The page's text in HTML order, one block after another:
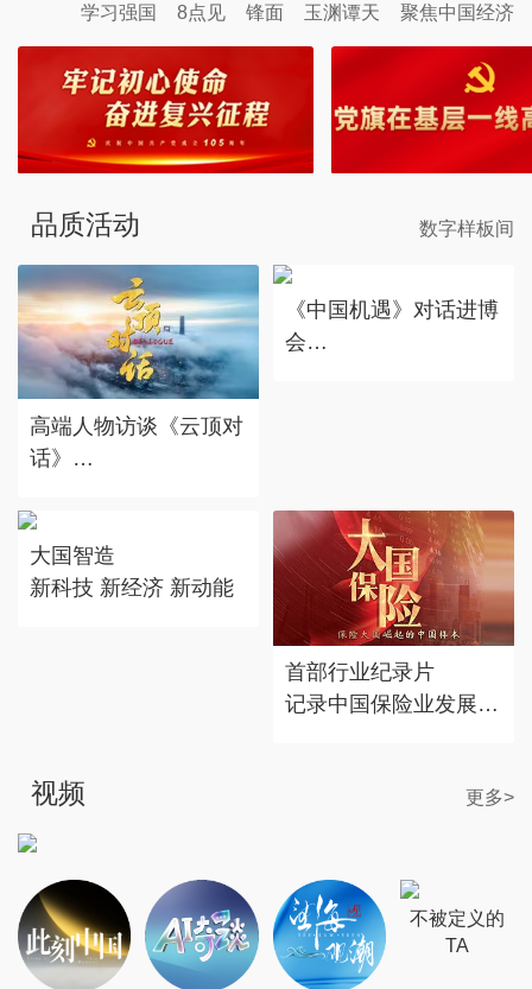
学习强国 8点见 锋面 玉渊谭天 聚焦中国经济
品质活动 数字样板间
高端人物访谈《云顶对
话》
考丰度
《中国机遇》对话进博
会
大国智造
新科技 新经济 新动能
首部行业纪录片
记录中国保险业发展历
视频 更多>
不被定义的
TA